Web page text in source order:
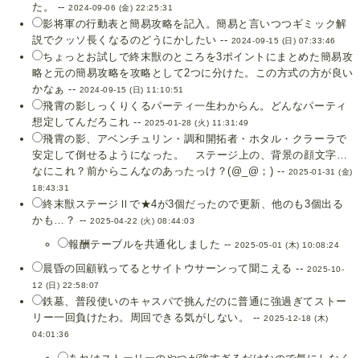
た。 --2024-09-06 (金) 22:25:31
影将軍の行動表と簡易攻略を記入。簡易と言いつつギミック解
説でクッソ長くなるのどうにかしたい -- 2024-09-15 (日) 07:33:46
ちょっとお試しで終末獣のところを3ポイントにまとめた簡易攻
略と元の簡易攻略を攻略として2つに分けた。この方式の方が良い
かなぁ -- 2024-09-15 (日) 11:10:51
飛霄の影しっくりくるパーティ一生わからん。どんなパーティ
想定してんだろこれ -- 2025-01-28 (火) 11:31:49
飛霄の影、アベンチュリン・調和開拓者・ホタル・クラーラで
安定して倒せるようになった。 ステージ上の、背景の顔文字…
なにこれ？前からこんなのあったっけ？(@_@；) -- 2025-01-31 (金)
18:43:31
終末獣ステージⅡで★4が3個だったので更新、他のも3個出る
かも…？ --2025-04-22 (火) 08:44:03
報酬テーブルを共通化しました --2025-05-01 (木) 10:08:24
晨昏の回顧戦ってるとサイトウサーンって聞こえる --2025-10-
12 (日) 22:58:07
鉄墓、普段使いのキャスパで挑んだのに普通に強過ぎてストー
リー一回負けたわ。周回できる気がしない。 --2025-12-18 (木)
04:01:36